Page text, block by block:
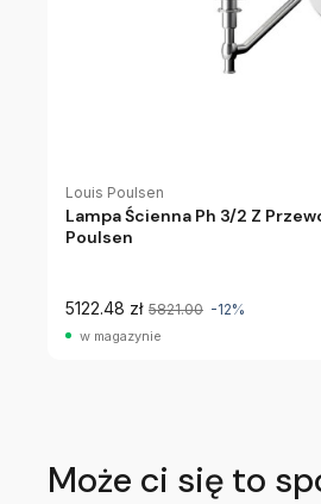
Louis Poulsen
Lampa Ścienna Ph 3/2 Z
Poulsen
5122.48 zł 5821.00 -12%
w magazynie
Może ci się to